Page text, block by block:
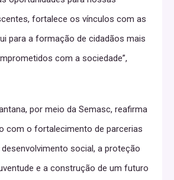
fortalece os vínculos com as
para a formação de cidadãos mais
com a sociedade”,
por meio da Semasc, reafirma
com o fortalecimento de parcerias
social, a proteção
e a construção de um futuro